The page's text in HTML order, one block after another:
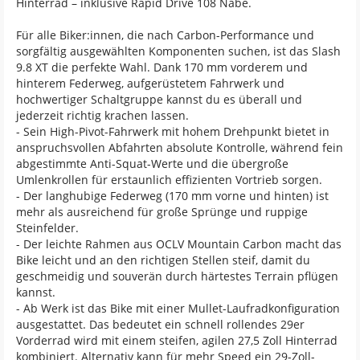
Für alle Biker:innen, die nach Carbon-Performance und
sorgfältig ausgewählten Komponenten suchen, ist das Slash
9.8 XT die perfekte Wahl. Dank 170 mm vorderem und
hinterem Federweg, aufgerüstetem Fahrwerk und
hochwertiger Schaltgruppe kannst du es überall und
jederzeit richtig krachen lassen.
- Sein High-Pivot-Fahrwerk mit hohem Drehpunkt bietet in
anspruchsvollen Abfahrten absolute Kontrolle, während fein
abgestimmte Anti-Squat-Werte und die übergroße
Umlenkrollen für erstaunlich effizienten Vortrieb sorgen.
- Der langhubige Federweg (170 mm vorne und hinten) ist
mehr als ausreichend für große Sprünge und ruppige
Steinfelder.
- Der leichte Rahmen aus OCLV Mountain Carbon macht das
Bike leicht und an den richtigen Stellen steif, damit du
geschmeidig und souverän durch härtestes Terrain pflügen
kannst.
- Ab Werk ist das Bike mit einer Mullet-Laufradkonfiguration
ausgestattet. Das bedeutet ein schnell rollendes 29er
Vorderrad wird mit einem steifen, agilen 27,5 Zoll Hinterrad
kombiniert. Alternativ kann für mehr Speed ein 29-Zoll-